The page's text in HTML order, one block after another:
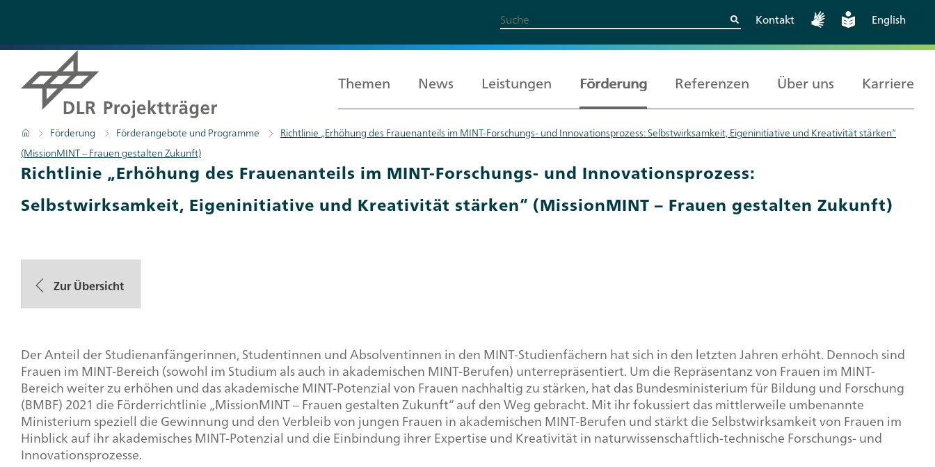
Inhalt
Kontakt English
Themen
Alle Themen
sicher gestalten
News Leistungen
Leistungen
Förderung
Förderung
Referenzen Über uns
Über uns
Zusammenarbeit
Karriere
Karriere
Pfadnavigation
Startseite
Förderung Förderangebote und Programme
Richtlinie „Erhöhung des Frauenanteils im MINT-Forschungs- und Innovationsprozess: Selbstwirksamkeit, Eigeninitiative und Kreativität stärken“
(MissionMINT – Frauen gestalten Zukunft)
Richtlinie „Erhöhung des Frauenanteils im MINT-Forschungs- und Innovationsprozess:
Selbstwirksamkeit, Eigeninitiative und Kreativität stärken“ (MissionMINT – Frauen gestalten Zukunft)
Zur Übersicht
Der Anteil der Studienanfängerinnen, Studentinnen und Absolventinnen in den MINT-Studienfächern hat sich in den letzten Jahren erhöht. Dennoch sind
Frauen im MINT-Bereich (sowohl im Studium als auch in akademischen MINT-Berufen) unterrepräsentiert. Um die Repräsentanz von Frauen im MINT-
Bereich weiter zu erhöhen und das akademische MINT-Potenzial von Frauen nachhaltig zu stärken, hat das Bundesministerium für Bildung und Forschung
(BMBF) 2021 die Förderrichtlinie „MissionMINT – Frauen gestalten Zukunft“ auf den Weg gebracht. Mit ihr fokussiert das mittlerweile umbenannte
Ministerium speziell die Gewinnung und den Verbleib von jungen Frauen in akademischen MINT-Berufen und stärkt die Selbstwirksamkeit von Frauen im
Hinblick auf ihr akademisches MINT-Potenzial und die Einbindung ihrer Expertise und Kreativität in naturwissenschaftlich-technische Forschungs- und
Innovationsprozesse.